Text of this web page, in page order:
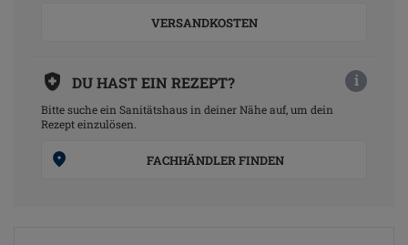
VERSANDKOSTEN
DU HAST EIN REZEPT? i
Bitte suche ein Sanitätshaus in deiner Nähe auf, um dein
Rezept einzulösen.
FACHHÄNDLER FINDEN